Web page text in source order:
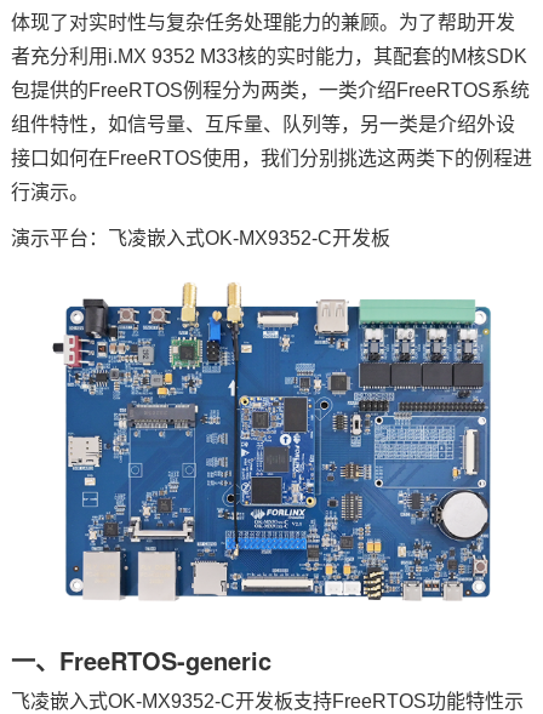
体现了对实时性与复杂任务处理能力的兼顾。为了帮助开发
者充分利用i.MX 9352 M33核的实时能力，其配套的M核SDK
包提供的FreeRTOS例程分为两类，一类介绍FreeRTOS系统
组件特性，如信号量、互斥量、队列等，另一类是介绍外设
接口如何在FreeRTOS使用，我们分别挑选这两类下的例程进
行演示。
演示平台： 飞凌嵌入式OK-MX9352-C开发板
一、FreeRTOS-generic
飞凌嵌入式OK-MX9352-C开发板支持FreeRTOS功能特性示